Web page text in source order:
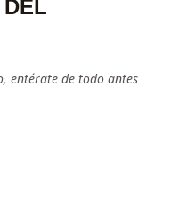
entérate de todo antes